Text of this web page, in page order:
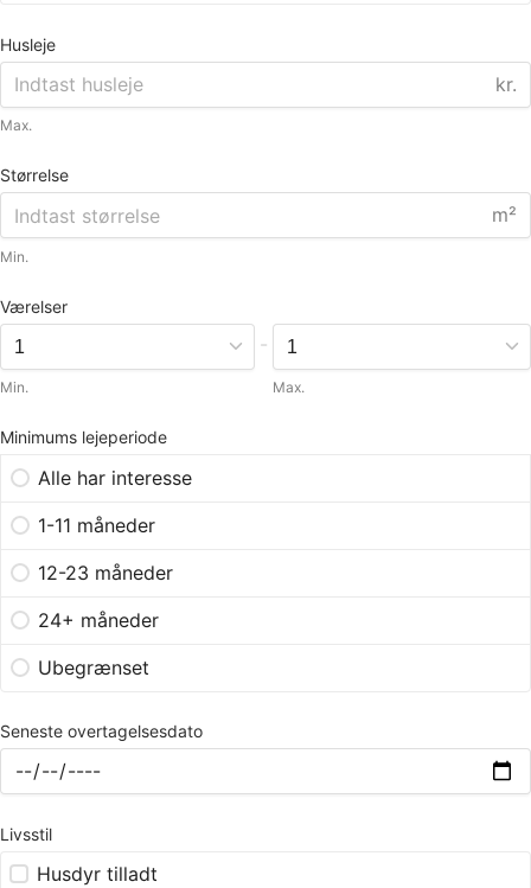
Husleje
kr.
Max.
Størrelse
m²
Min.
Værelser
Min.
-
Max.
Minimums lejeperiode
Alle har interesse
1-11 måneder
12-23 måneder
24+ måneder
Ubegrænset
Seneste overtagelsesdato
Livsstil
Husdyr tilladt